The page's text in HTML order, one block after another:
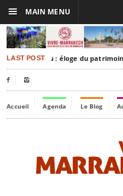
LAST POST
Timbuktu : éloge du patrimoine
 
Accueil Agenda Le Blog
☰ MAIN MENU